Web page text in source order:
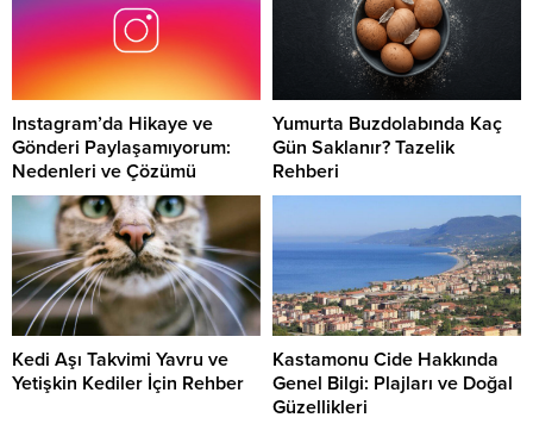
Instagram’da Hikaye ve
Gönderi Paylaşamıyorum:
Nedenleri ve Çözümü
Yumurta Buzdolabında Kaç
Gün Saklanır? Tazelik
Rehberi
Kedi Aşı Takvimi Yavru ve
Yetişkin Kediler İçin Rehber
Kastamonu Cide Hakkında
Genel Bilgi: Plajları ve Doğal
Güzellikleri